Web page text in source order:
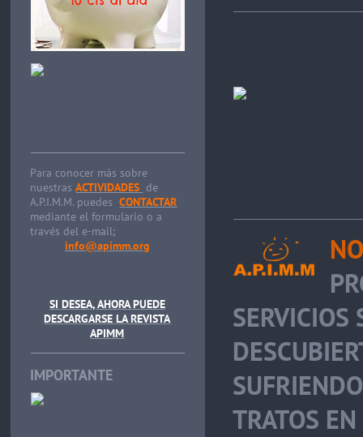
Para conocer más sobre
nuestras ACTIVIDADES de
A.P.I.M.M. puedesCONTACTAR
mediante el formulario o a
través del e-mail;
info@apimm.org
SI DESEA, AHORA PUEDE
DESCARGARSE LA REVISTA
APIMM
IMPORTANTE
SERVICIOS
TRATOS